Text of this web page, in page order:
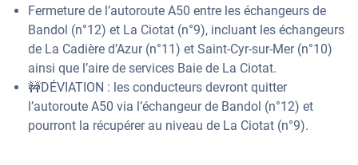
Fermeture de l’autoroute A50 entre les échangeurs de
Bandol (n°12) et La Ciotat (n°9), incluant les échangeurs
de La Cadière d’Azur (n°11) et Saint-Cyr-sur-Mer (n°10)
ainsi que l’aire de services Baie de La Ciotat.
🚧DÉVIATION : les conducteurs devront quitter
l’autoroute A50 via l’échangeur de Bandol (n°12) et
pourront la récupérer au niveau de La Ciotat (n°9).